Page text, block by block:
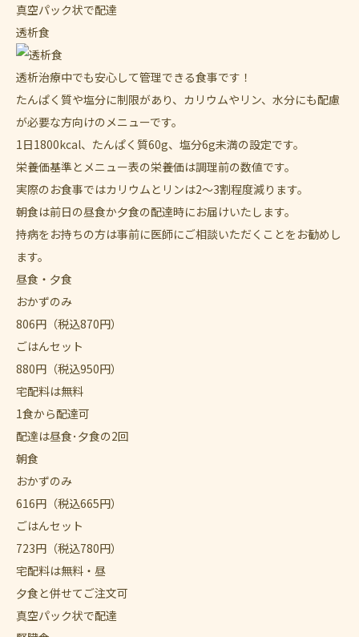
真空パック状で配達
透析食
透析治療中でも安心して管理できる食事です！
たんぱく質や塩分に制限があり、カリウムやリン、水分にも配慮
が必要な方向けのメニューです。
1日1800kcal、たんぱく質60g、塩分6g未満の設定です。
栄養価基準とメニュー表の栄養価は調理前の数値です。
実際のお食事ではカリウムとリンは2～3割程度減ります。
朝食は前日の昼食か夕食の配達時にお届けいたします。
持病をお持ちの方は事前に医師にご相談いただくことをお勧めし
ます。
昼食・夕食
おかずのみ
806円 （税込870円）
ごはんセット
880円 （税込950円）
宅配料は無料
1食から配達可
配達は昼食･夕食の2回
朝食
おかずのみ
616円 （税込665円）
ごはんセット
723円 （税込780円）
宅配料は無料・昼
夕食と併せてご注文可
真空パック状で配達